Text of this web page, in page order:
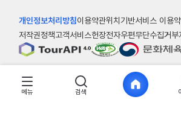
개인정보처리방침이용약관위치기반서비스 이용
저작권정책고객서비스헌장전자우편무단수집거부
© 한국관광공사
메뉴 검색